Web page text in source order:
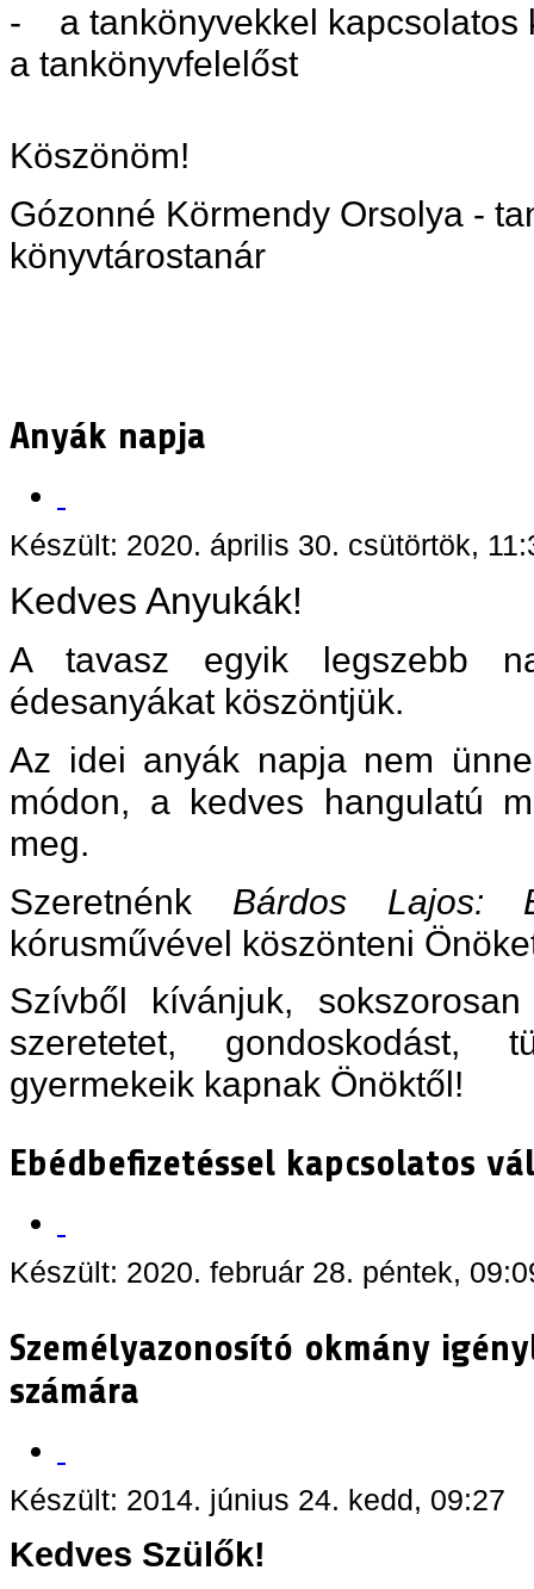
- a tankönyvekkel kapcsolatos
a tankönyvfelelőst
Köszönöm!
Gózonné Körmendy Orsolya -
könyvtárostanár
Anyák napja
Készült: 2020. április 30. csütörtök,
Kedves Anyukák!
A tavasz egyik legszebb
édesanyákat köszöntjük.
Az idei anyák napja nem
módon, a kedves hangulatú
meg.
Szeretnénk Bárdos Lajos:
kórusművével köszönteni
Szívből kívánjuk,
szeretetet, gondoskodást,
gyermekeik kapnak Önöktől!
Ebédbefizetéssel kapcsolatos
Készült: 2020. február 28. péntek,
Személyazonosító okmány
számára
Készült: 2014. június 24. kedd, 09:27
Kedves Szülők!